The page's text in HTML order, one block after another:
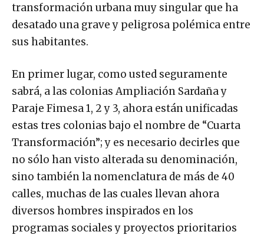
transformación urbana muy singular que ha
desatado una grave y peligrosa polémica entre
sus habitantes.
En primer lugar, como usted seguramente
sabrá, a las colonias Ampliación Sardaña y
Paraje Fimesa 1, 2 y 3, ahora están unificadas
estas tres colonias bajo el nombre de “Cuarta
Transformación”; y es necesario decirles que
no sólo han visto alterada su denominación,
sino también la nomenclatura de más de 40
calles, muchas de las cuales llevan ahora
diversos hombres inspirados en los
programas sociales y proyectos prioritarios